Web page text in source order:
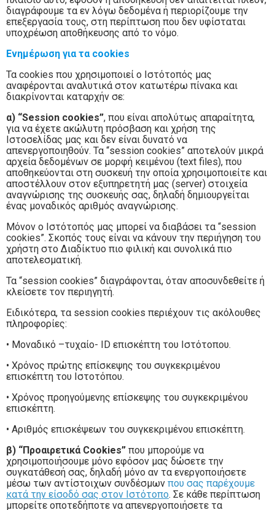
διαγράφουμε τα εν λόγω δεδομένα ή περιορίζουμε την
επεξεργασία τους, στη περίπτωση που δεν υφίσταται
υποχρέωση αποθήκευσης από το νόμο.
Ενημέρωση για τα cookies
Τα cookies που χρησιμοποιεί ο Ιστότοπός μας
αναφέρονται αναλυτικά στον κατωτέρω πίνακα και
διακρίνονται καταρχήν σε:
α) “Session cookies”, που είναι απολύτως απαραίτητα,
για να έχετε ακώλυτη πρόσβαση και χρήση της
Ιστοσελίδας μας και δεν είναι δυνατό να
απενεργοποιηθούν. Τα “session cookies” αποτελούν μικρά
αρχεία δεδομένων σε μορφή κειμένου (text files), που
αποθηκεύονται στη συσκευή την οποία χρησιμοποιείτε και
αποστέλλουν στον εξυπηρετητή μας (server) στοιχεία
αναγνώρισης της συσκευής σας, δηλαδή δημιουργείται
ένας μοναδικός αριθμός αναγνώρισης.
Μόνον ο Ιστότοπός μας μπορεί να διαβάσει τα “session
cookies”. Σκοπός τους είναι να κάνουν την περιήγηση του
χρήστη στο Διαδίκτυο πιο φιλική και συνολικά πιο
αποτελεσματική.
Τα “session cookies” διαγράφονται, όταν αποσυνδεθείτε ή
κλείσετε τον περιηγητή.
Ειδικότερα, τα session cookies περιέχουν τις ακόλουθες
πληροφορίες:
• Μοναδικό –τυχαίο- ID επισκέπτη του Ιστότοπου.
• Χρόνος πρώτης επίσκεψης του συγκεκριμένου
επισκέπτη του Ιστοτόπου.
• Χρόνος προηγούμενης επίσκεψης του συγκεκριμένου
επισκέπτη.
• Αριθμός επισκέψεων του συγκεκριμένου επισκέπτη.
β) “Προαιρετικά Cookies” που μπορούμε να
χρησιμοποιήσουμε μόνο εφόσον μας δώσετε την
συγκατάθεσή σας, δηλαδή μόνο αν τα ενεργοποιήσετε
μέσω των αντίστοιχων συνδέσμων που σας παρέχουμε
κατά την είσοδό σας στον Ιστότοπο. Σε κάθε περίπτωση
μπορείτε οποτεδήποτε να απενεργοποιήσετε τα